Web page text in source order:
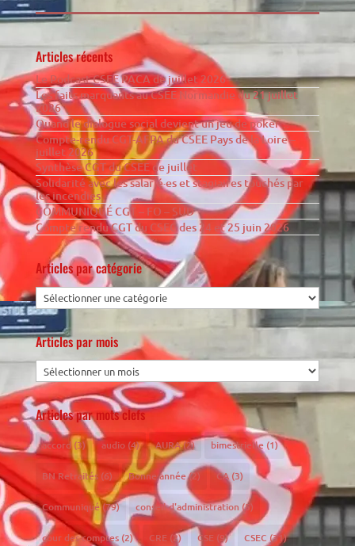
Articles récents
Le Podcast CSEE PACA de juillet 2026
Les faits marquants au CSEE Normandie du 21 juillet
2026
Quand le dialogue social devient un jeu de poker…
Compte-rendu CGT-AFPA du CSEE Pays de la Loire –
juillet 2026
Synthèse CGT du CSEE de juillet
Solidarité avec les salarié·es et stagiaires touchés par
les incendies
COMMUNIQUÉ CGT – FO – SUD
Compte rendu CGT du CSEC des 24 et 25 juin 2026
Articles par catégorie
Articles par mois
Articles par mots clefs
accord(3) audio(4) AURA(2) bimestrielle(1)
BN Retraités(6) Bonne année(2) CA(3)
Communiqué(79) conseil d'administration (5)
cour des comptes(2) CRE(2) CSE(9) CSEC (31)